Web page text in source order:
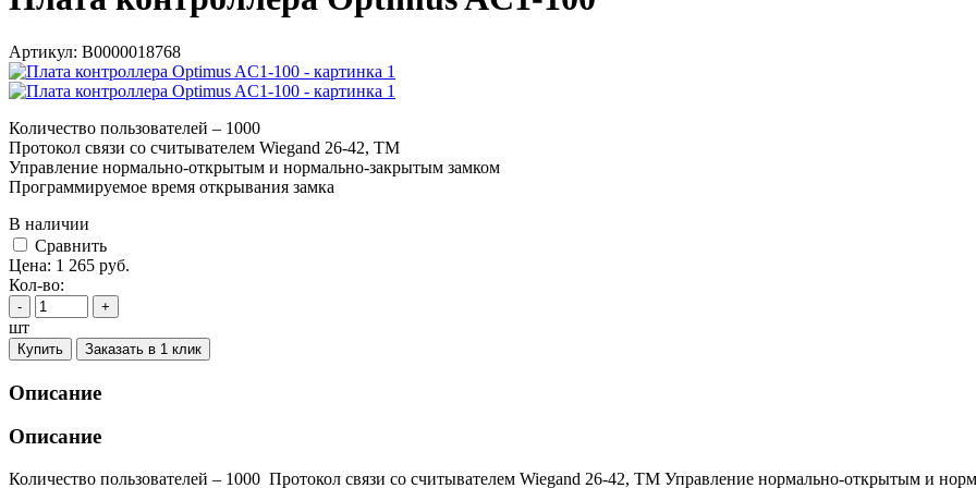
Артикул: В0000018768
Количество пользователей – 1000
Протокол связи со считывателем Wiegand 26-42, TM
Управление нормально-открытым и нормально-закрытым замком
Программируемое время открывания замка
В наличии
Cравнить
Цена: 1 265 руб.
Кол-во:
- +
шт
Купить Заказать в 1 клик
Описание
Описание
Количество пользователей – 1000 Протокол связи со считывателем Wiegand 26-42, TM Управление нормально-открытым и